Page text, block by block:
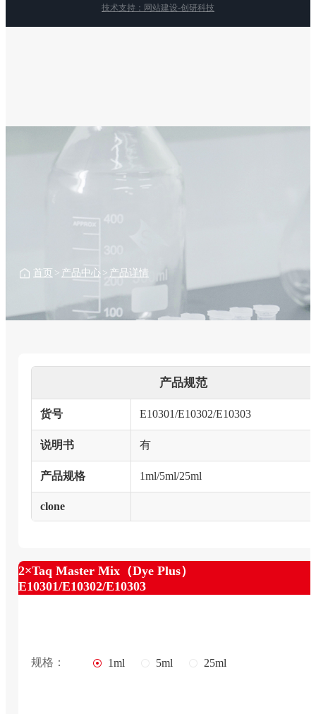
技术支持：网站建设-创研科技
首页 > 产品中心 > 产品详情
产品规范
货号 E10301/E10302/E10303
说明书 有
产品规格 1ml/5ml/25ml
clone
2×Taq Master Mix（Dye Plus）
E10301/E10302/E10303
规格： 1ml 5ml 25ml